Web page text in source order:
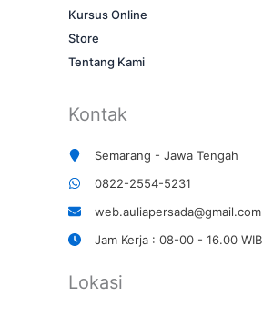
Kursus Online
Store
Tentang Kami
Kontak
Semarang - Jawa Tengah
0822-2554-5231
web.auliapersada@gmail.com
Jam Kerja : 08-00 - 16.00 WIB
Lokasi